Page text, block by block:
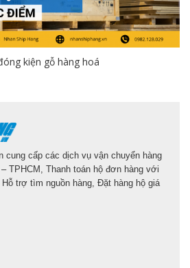
kiện gỗ hàng hoá
cung cấp các dịch vụ vận chuyển hàng
TPHCM, Thanh toán hộ đơn hàng với
trợ tìm nguồn hàng, Đặt hàng hộ giá